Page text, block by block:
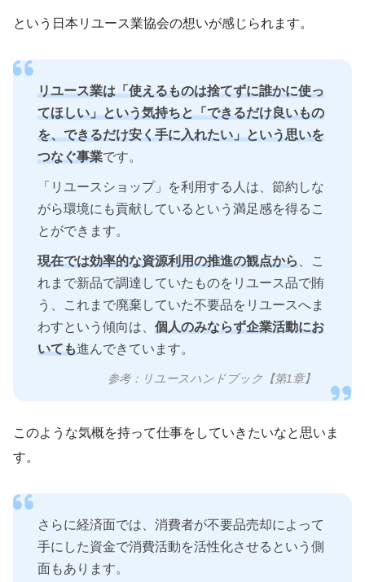
という日本リユース業協会の想いが感じられます。
リユース業は「使えるものは捨てずに誰かに使っ
てほしい」という気持ちと「できるだけ良いもの
を、できるだけ安く手に入れたい」という思いを
つなぐ事業です。
「リユースショップ」を利用する人は、節約しな
がら環境にも貢献しているという満足感を得るこ
とができます。
現在では効率的な資源利用の推進の観点から 、こ
れまで新品で調達していたものをリユース品で賄
う、これまで廃棄していた不要品をリユースへま
わすという傾向は、 個人のみならず企業活動にお
いても進んできています。
参考：リユースハンドブック【第1章】
このような気概を持って仕事をしていきたいなと思いま
す。
さらに経済面では、消費者が不要品売却によって
手にした資金で消費活動を活性化させるという側
面もあります。